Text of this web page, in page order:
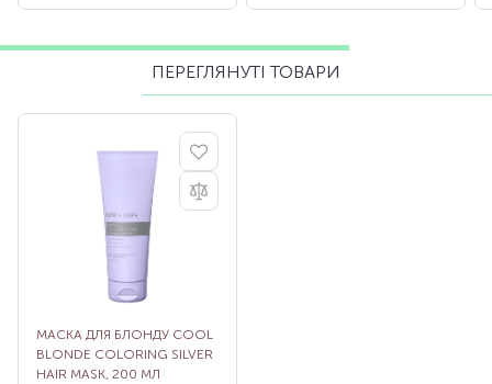
ПЕРЕГЛЯНУТІ ТОВАРИ
МАСКА ДЛЯ БЛОНДУ COOL
BLONDE COLORING SILVER
HAIR MASK, 200 МЛ